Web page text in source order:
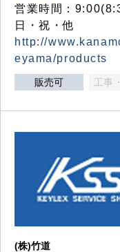
営業時間：
日・祝・他
http://
eyama/products
販売可 工事
(株)竹道